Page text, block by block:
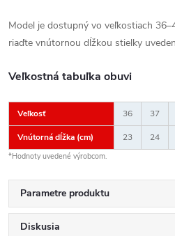
Model je dostupný vo veľkostiach
riaďte vnútornou dĺžkou stielky
Veľkostná tabuľka obuvi
Veľkosť 36 37
Vnútorná dĺžka (cm) 23 24
*Hodnoty uvedené výrobcom.
Parametre produktu
Diskusia